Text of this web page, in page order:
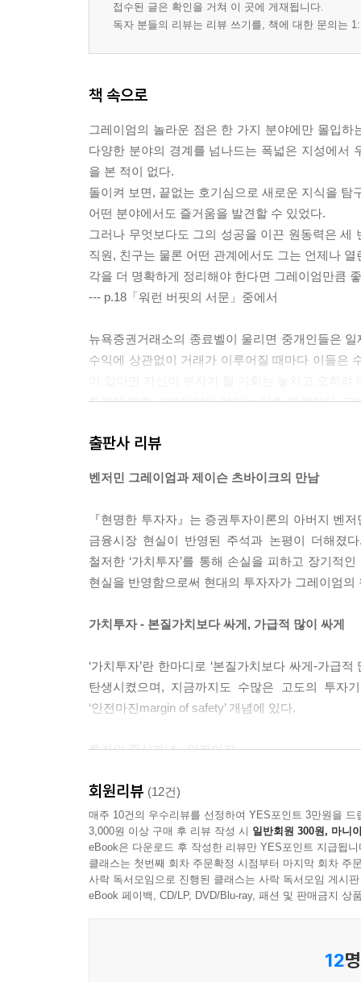
16장 논평
17장
17장 논평
18장
8쌍의 기업 비교
18장 논평
19장
주주와 배당정책
19장 논평
20장
20장 논평
부록
접수된 글은 확인을 거쳐 이 곳에 게재됩니다.
독자 분들의 리뷰는 리뷰 쓰기를, 책에 대한 문의는
책 속으로
그레이엄의 놀라운 점은 한 가지 분야에만 몰입
다양한 분야의 경계를 넘나드는 폭넓은 지성에서
을 본 적이 없다.
돌이켜 보면, 끝없는 호기심으로 새로운 지식을
어떤 분야에서도 즐거움을 발견할 수 있었다.
그러나 무엇보다도 그의 성공을 이끈 원동력은
직원, 친구는 물론 어떤 관계에서도 그는 언제나
각을 더 명확하게 정리해야 한다면 그레이엄만큼
--- p.18「워런 버핏의 서문」중에서
뉴욕증권거래소의 종료벨이 울리면 중개인들은
수익에 상관없이 거래가 이루어질 때마다 이들은
투자에 대한 그레이엄의 정의는 아주 명쾌하다.
· 주식을 사기 전에 그 기업과 경영의 건전성을 철
· 엄청난 성과가 아닌 ‘적절한’ 성과를 노려야 한다.
--- pp.64-65「1장 논평」중에서
출판사 리뷰
벤저민 그레이엄과 제이슨 츠바이크의 만남
『현명한 투자자』는 증권투자이론의 아버지 벤
금융시장 현실이 반영된 주석과 논평이 더해졌
철저한 ‘가치투자’를 통해 손실을 피하고 장기적
현실을 반영함으로써 현대의 투자자가 그레이엄
가치투자 - 본질가치보다 싸게, 가급적 많이 싸게
‘가치투자’란 한마디로 ‘본질가치보다 싸게-가급
탄생시켰으며, 지금까지도 수많은 고도의 투자
‘안전마진margin of safety’ 개념에 있다.
투자의 중심개념 - 안전마진
3만 파운드의 하중을 견딜 수 있는 다리를 건설
지나가게 하는 것이 안전하다. 투자에서 안전
것보다는 더 위험하다. 보상의 기대는 40센트로
위험은 더 작아진다. 따라서 현명한 투자자는 기
“주식은 큰 폭으로 상승한 직후에 사지 말고 큰 폭
가장 뚜렷한 구분점을 주식시장 동향에 대한
회원리뷰 (12건)
매주 10건의 우수리뷰를 선정하여 YES포인트 3만원을 드
3,000원 이상 구매 후 리뷰 작성 시 일반회원 300원, 마니
eBook은 다운로드 후 작성한 리뷰만 YES포인트 지급됩니
클래스는 첫번째 회차 주문확정 시점부터 마지막 회차 주
사락 독서모임으로 진행된 클래스는 사락 독서모임 게시
eBook 페이백, CD/LP, DVD/Blu-ray, 패션 및 판매금지 상
12